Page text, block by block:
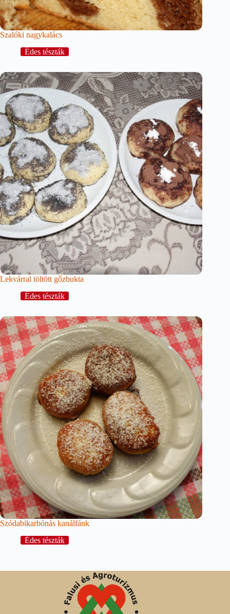
Szalóki nagykalács
Édes tészták
Lekvárral töltött gőzbukta
Édes tészták
Szódabikarbónás kanálfánk
Édes tészták